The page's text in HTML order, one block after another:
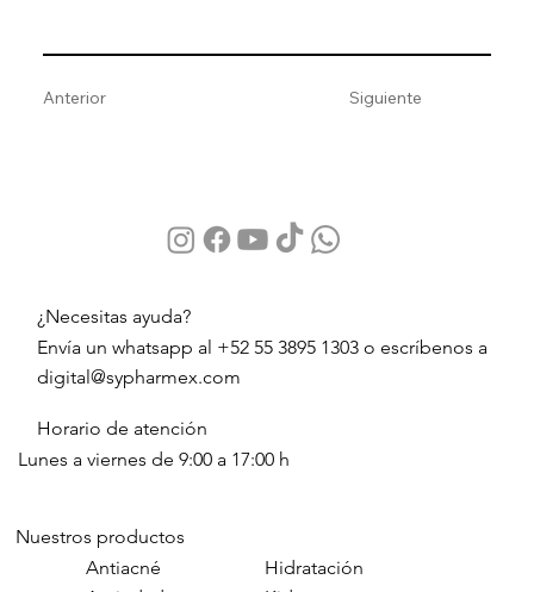
Anterior Siguiente
¿Necesitas ayuda?
Envía un whatsapp al +52 55 3895 1303 o escríbenos a
digital@sypharmex.com
Horario de atención
Lunes a viernes de 9:00 a 17:00 h
Nuestros productos
Antiacné
Hidratación